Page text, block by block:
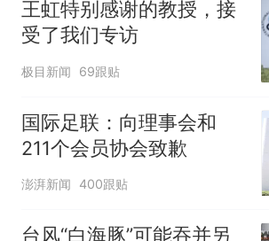
王虹特别感谢的教授，接
受了我们专访
极目新闻 69跟贴
国际足联：向理事会和
211个会员协会致歉
澎湃新闻 400跟贴
台风“白海豚”可能吞并另